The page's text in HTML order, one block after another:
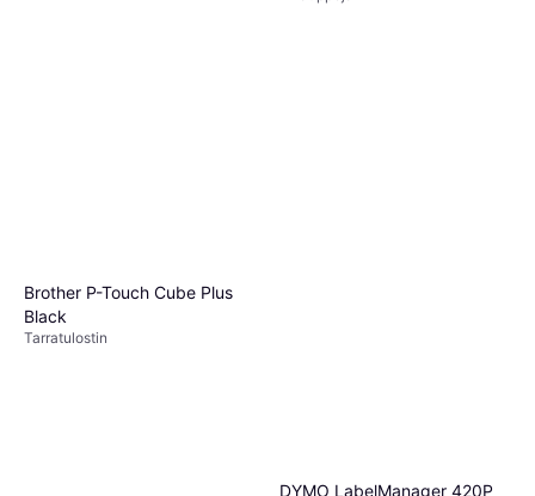
Brother P-Touch Cube Plus
Black
Tarra­tulostin
DYMO LabelManager 420P